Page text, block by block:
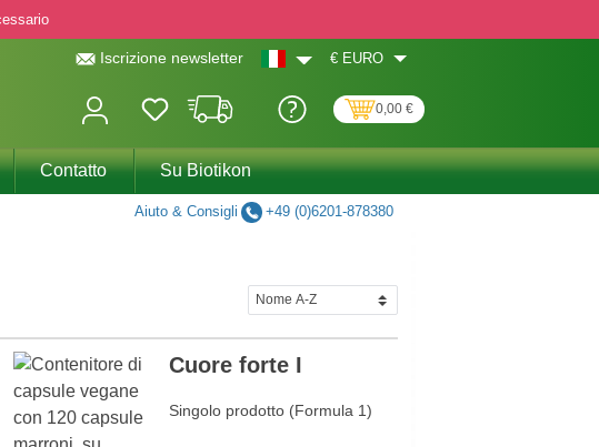
Iscrizione newsletter € EURO
0,00 €
Contatto Su Biotikon
Aiuto & Consigli +49 (0)6201-878380
Cuore forte I
Singolo prodotto (Formula 1)